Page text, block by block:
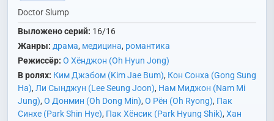
Doctor Slump
Выложено серий: 16/16
Жанры: драма, медицина, романтика
Режиссёр: О Хёнджон (Oh Hyun Jong)
В ролях: Ким Джэбом (Kim Jae Bum), Кон Сонха (Gong Sung
Ha), Ли Сынджун (Lee Seung Joon), Нам Миджон (Nam Mi
Jung), О Донмин (Oh Dong Min), О Рён (Oh Ryong), Пак
Синхе (Park Shin Hye), Пак Хёнсик (Park Hyung Shik), Хан